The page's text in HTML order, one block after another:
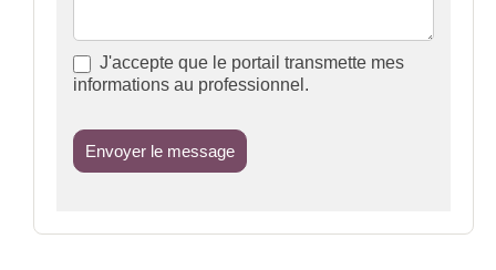
J'accepte que le portail transmette mes
informations au professionnel.
Envoyer le message